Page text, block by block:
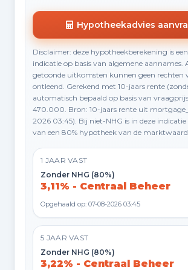
Hypotheekadvies
Disclaimer: deze hypotheekberekening is
indicatie op basis van algemene aannames.
getoonde uitkomsten kunnen geen rechten
ontleend. Gerekend met 10-jaars rente
automatisch bepaald op basis van
470.000. Bron: 10-jaars rente uit
2026 03:45). Bij niet-NHG is in deze
van een 80% hypotheek van de
1 JAAR VAST
Zonder NHG (80%)
3,11% - Centraal Beheer
Opgehaald op: 07-08-2026 03:45
5 JAAR VAST
Zonder NHG (80%)
3,22% - Centraal Beheer